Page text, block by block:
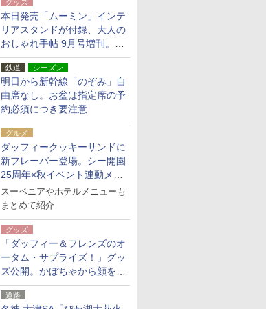
グッズ
本日発売「ムーミン」インテ
リアスタンドが付録、大人の
おしゃれ手帖 9月号増刊。レ
ザー調で高級感ある2個セッ
ト鉄道 シーズン
明日から新幹線「のぞみ」自
由席なし。お盆は指定席の予
約必須につき要注意
グルメ
ダッフィークッキーサンドに
新フレーバー登場。シー開園
25周年×秋イベント連動メニ
ュー
スーベニアやホテルメニューも
まとめて紹介
グッズ
「ダッフィー＆フレンズのオ
ータム・サプライズ！」グッ
ズ公開。かぼちゃから顔をの
ぞかせたぬいぐるみチャーム
ほか
道路